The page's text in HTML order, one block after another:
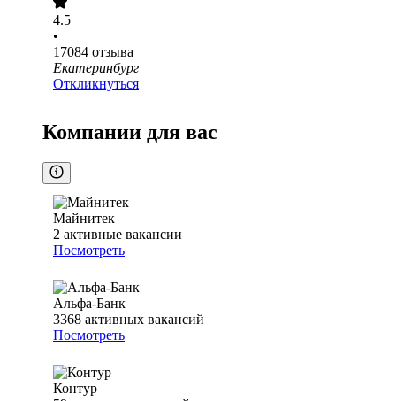
4.5
•
17084 отзыва
Екатеринбург
Откликнуться
Компании для вас
Майнитек
2 активные вакансии
Посмотреть
Альфа-Банк
3368 активных вакансий
Посмотреть
Контур